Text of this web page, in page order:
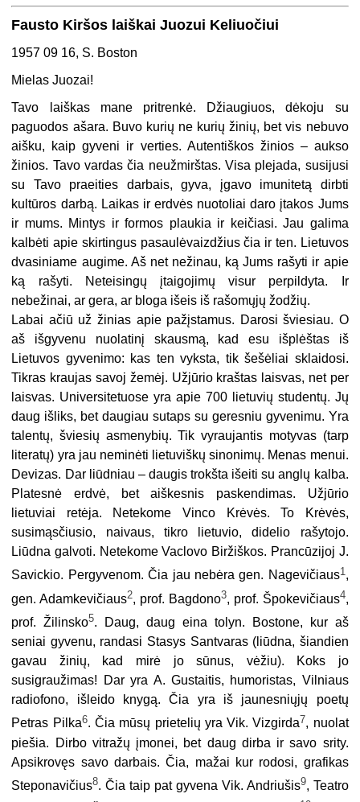
Fausto Kiršos laiškai Juozui Keliuočiui
1957 09 16, S. Boston
Mielas Juozai!
Tavo laiškas mane pritrenkė. Džiaugiuos, dėkoju su
paguodos ašara. Buvo kurių ne kurių žinių, bet vis nebuvo
aišku, kaip gyveni ir verties. Autentiškos žinios – aukso
žinios. Tavo vardas čia neužmirštas. Visa plejada, susijusi
su Tavo praeities darbais, gyva, įgavo imunitetą dirbti
kultūros darbą. Laikas ir erdvės nuotoliai daro įtakos Jums
ir mums. Mintys ir formos plaukia ir keičiasi. Jau galima
kalbėti apie skirtingus pasaulėvaizdžius čia ir ten. Lietuvos
dvasiniame augime. Aš net nežinau, ką Jums rašyti ir apie
ką rašyti. Neteisingų įtaigojimų visur perpildyta. Ir
nebežinai, ar gera, ar bloga išeis iš rašomųjų žodžių.
Labai ačiū už žinias apie pažįstamus. Darosi šviesiau. O
aš išgyvenu nuolatinį skausmą, kad esu išplėštas iš
Lietuvos gyvenimo: kas ten vyksta, tik šešėliai sklaidosi.
Tikras kraujas savoj žemėj. Užjūrio kraštas laisvas, net per
laisvas. Universitetuose yra apie 700 lietuvių studentų. Jų
daug išliks, bet daugiau sutaps su geresniu gyvenimu. Yra
talentų, šviesių asmenybių. Tik vyraujantis motyvas (tarp
literatų) yra jau neminėti lietuviškų sinonimų. Menas menui.
Devizas. Dar liūdniau – daugis trokšta išeiti su anglų kalba.
Platesnė erdvė, bet aiškesnis paskendimas. Užjūrio
lietuviai retėja. Netekome Vinco Krėvės. To Krėvės,
susimąsčiusio, naivaus, tikro lietuvio, didelio rašytojo.
Liūdna galvoti. Netekome Vaclovo Biržiškos. Prancūzijoj J.
Savickio. Pergyvenom. Čia jau nebėra gen. Nagevičiaus1,
gen. Adamkevičiaus2, prof. Bagdono3, prof. Špokevičiaus4,
prof. Žilinsko5. Daug, daug eina tolyn. Bostone, kur aš
seniai gyvenu, randasi Stasys Santvaras (liūdna, šiandien
gavau žinių, kad mirė jo sūnus, vėžiu). Koks jo
susigraužimas! Dar yra A. Gustaitis, humoristas, Vilniaus
radiofono, išleido knygą. Čia yra iš jaunesniųjų poetų
Petras Pilka6. Čia mūsų prietelių yra Vik. Vizgirda7, nuolat
piešia. Dirbo vitražų įmonei, bet daug dirba ir savo srity.
Apsikrovęs savo darbais. Čia, mažai kur rodosi, grafikas
Steponavičius8. Čia taip pat gyvena Vik. Andriušis9, Teatro